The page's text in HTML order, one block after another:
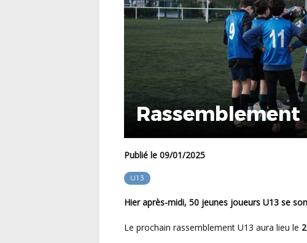
Rassemblement
Publié le 09/01/2025
U13
Hier après-midi, 50 jeunes joueurs U13 se
Le prochain rassemblement U13 aura lieu le